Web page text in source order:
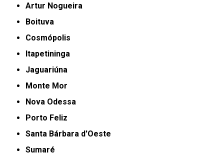
Artur Nogueira
Boituva
Cosmópolis
Itapetininga
Jaguariúna
Monte Mor
Nova Odessa
Porto Feliz
Santa Bárbara d'Oeste
Sumaré